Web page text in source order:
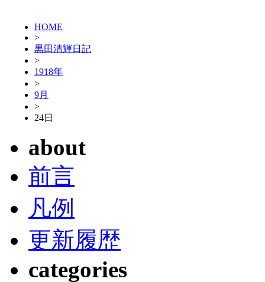
HOME
>
黒田清輝日記
>
1918年
>
9月
>
24日
about
前言
凡例
更新履歴
categories